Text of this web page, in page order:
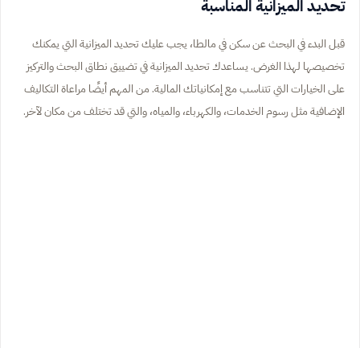
تحديد الميزانية المناسبة
قبل البدء في البحث عن سكن في مالطا، يجب عليك تحديد الميزانية التي يمكنك
تخصيصها لهذا الغرض. يساعدك تحديد الميزانية في تضييق نطاق البحث والتركيز
على الخيارات التي تتناسب مع إمكانياتك المالية. من المهم أيضًا مراعاة التكاليف
الإضافية مثل رسوم الخدمات، والكهرباء، والمياه، والتي قد تختلف من مكان لآخر.